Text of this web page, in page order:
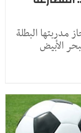
مدربتها البطلة
الأبيض